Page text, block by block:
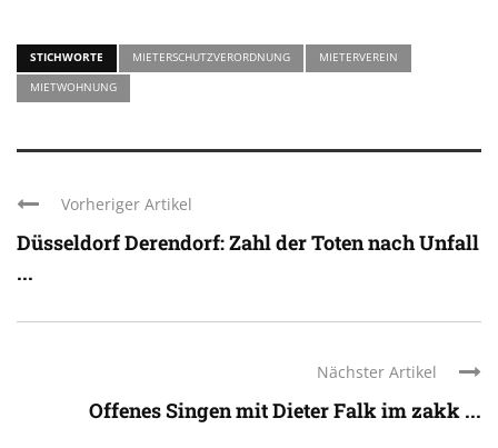
STICHWORTE MIETERSCHUTZVERORDNUNG
MIETERVEREIN
MIETWOHNUNG
Vorheriger Artikel
Düsseldorf Derendorf: Zahl der Toten nach Unfall
...
Nächster Artikel
Offenes Singen mit Dieter Falk im zakk ...